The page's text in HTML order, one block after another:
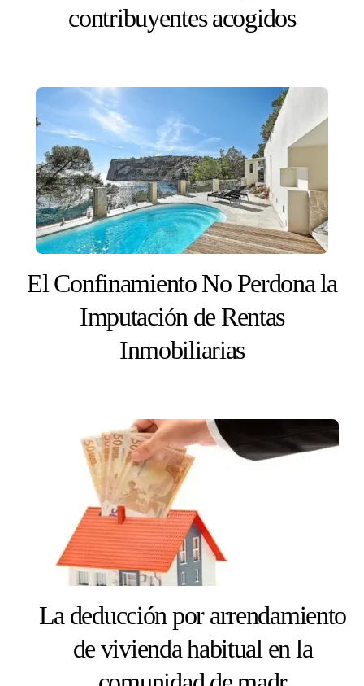
contribuyentes acogidos
El Confinamiento No Perdona la
Imputación de Rentas
Inmobiliarias
La deducción por arrendamiento
de vivienda habitual en la